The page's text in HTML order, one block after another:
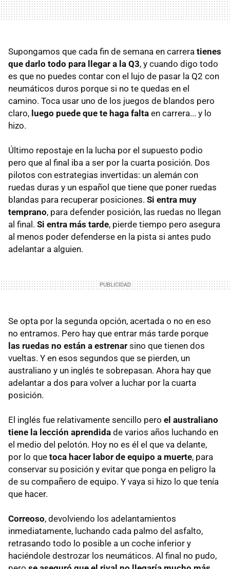
Supongamos que cada fin de semana en carrera tienes
que darlo todo para llegar a la Q3, y cuando digo todo
es que no puedes contar con el lujo de pasar la Q2 con
neumáticos duros porque si no te quedas en el
camino. Toca usar uno de los juegos de blandos pero
claro, luego puede que te haga falta en carrera... y lo
hizo.
Último repostaje en la lucha por el supuesto podio
pero que al final iba a ser por la cuarta posición. Dos
pilotos con estrategias invertidas: un alemán con
ruedas duras y un español que tiene que poner ruedas
blandas para recuperar posiciones. Si entra muy
temprano, para defender posición, las ruedas no llegan
al final. Si entra más tarde, pierde tiempo pero asegura
al menos poder defenderse en la pista si antes pudo
adelantar a alguien.
Se opta por la segunda opción, acertada o no en eso
no entramos. Pero hay que entrar más tarde porque
las ruedas no están a estrenar sino que tienen dos
vueltas. Y en esos segundos que se pierden, un
australiano y un inglés te sobrepasan. Ahora hay que
adelantar a dos para volver a luchar por la cuarta
posición.
El inglés fue relativamente sencillo pero el australiano
tiene la lección aprendida de varios años luchando en
el medio del pelotón. Hoy no es él el que va delante,
por lo que toca hacer labor de equipo a muerte, para
conservar su posición y evitar que ponga en peligro la
de su compañero de equipo. Y vaya si hizo lo que tenía
que hacer.
Correoso, devolviendo los adelantamientos
inmediatamente, luchando cada palmo del asfalto,
retrasando todo lo posible a un coche inferior y
haciéndole destrozar los neumáticos. Al final no pudo,